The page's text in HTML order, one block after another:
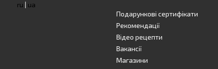
ru | ua
Подарункові сертифікати
Рекомендації
Відео рецепти
Вакансії
Магазини